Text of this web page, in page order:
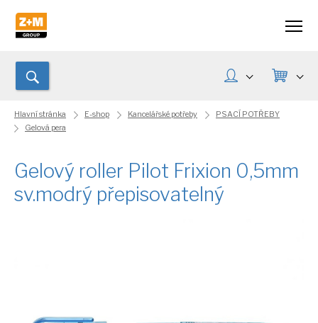
Hlavní stránka E-shop Kancelářské potřeby
PSACÍ POTŘEBY
Gelová pera
Gelový roller Pilot Frixion 0,5mm
sv.modrý přepisovatelný